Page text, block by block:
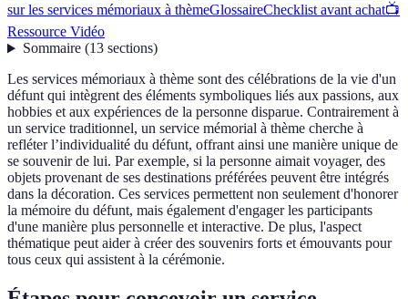
sur les services mémoriaux à thèmeGlossaireChecklist avant achat📺
Ressource Vidéo
Sommaire(13 sections)
Les services mémoriaux à thème sont des célébrations de la vie d'un
défunt qui intègrent des éléments symboliques liés aux passions, aux
hobbies et aux expériences de la personne disparue. Contrairement à
un service traditionnel, un service mémorial à thème cherche à
refléter l’individualité du défunt, offrant ainsi une manière unique de
se souvenir de lui. Par exemple, si la personne aimait voyager, des
objets provenant de ses destinations préférées peuvent être intégrés
dans la décoration. Ces services permettent non seulement d'honorer
la mémoire du défunt, mais également d'engager les participants
d'une manière plus personnelle et interactive. De plus, l'aspect
thématique peut aider à créer des souvenirs forts et émouvants pour
tous ceux qui assistent à la cérémonie.